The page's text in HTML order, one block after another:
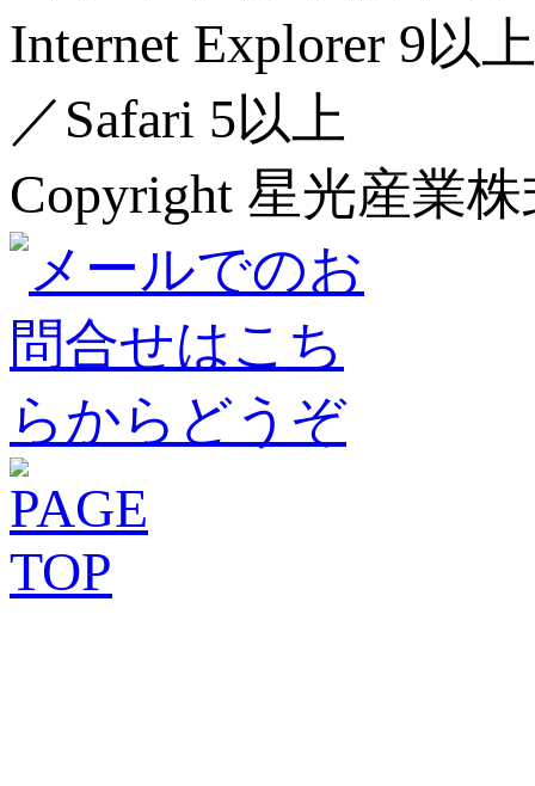
Internet Explorer 9以
／Safari 5以上
Copyright 星光産業